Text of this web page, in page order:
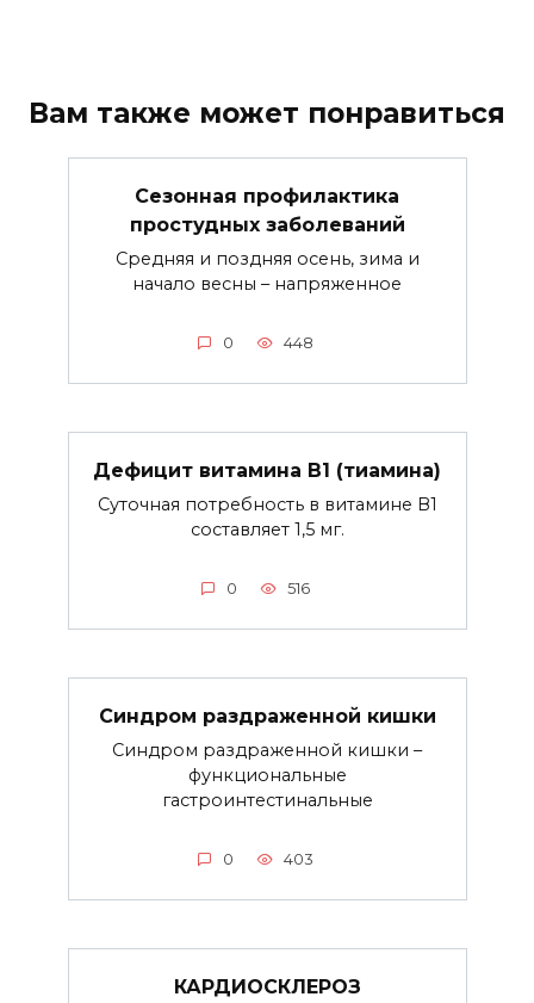
Вам также может понравиться
Сезонная профилактика
простудных заболеваний
Средняя и поздняя осень, зима и
начало весны – напряженное
0 448
Дефицит витамина В1 (тиамина)
Суточная потребность в витамине В1
составляет 1,5 мг.
0 516
Синдром раздраженной кишки
Синдром раздраженной кишки –
функциональные
гастроинтестинальные
0 403
КАРДИОСКЛЕРОЗ